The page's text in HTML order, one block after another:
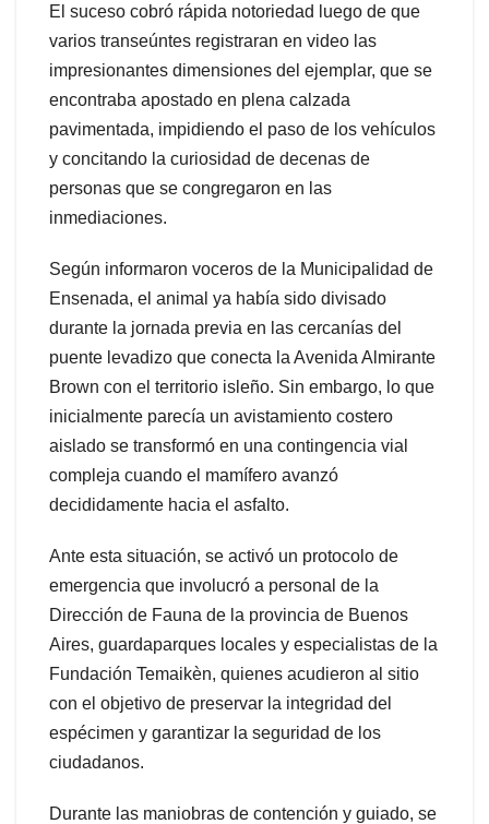
El suceso cobró rápida notoriedad luego de que
varios transeúntes registraran en video las
impresionantes dimensiones del ejemplar, que se
encontraba apostado en plena calzada
pavimentada, impidiendo el paso de los vehículos
y concitando la curiosidad de decenas de
personas que se congregaron en las
inmediaciones.
Según informaron voceros de la Municipalidad de
Ensenada, el animal ya había sido divisado
durante la jornada previa en las cercanías del
puente levadizo que conecta la Avenida Almirante
Brown con el territorio isleño. Sin embargo, lo que
inicialmente parecía un avistamiento costero
aislado se transformó en una contingencia vial
compleja cuando el mamífero avanzó
decididamente hacia el asfalto.
Ante esta situación, se activó un protocolo de
emergencia que involucró a personal de la
Dirección de Fauna de la provincia de Buenos
Aires, guardaparques locales y especialistas de la
Fundación Temaikèn, quienes acudieron al sitio
con el objetivo de preservar la integridad del
espécimen y garantizar la seguridad de los
ciudadanos.
Durante las maniobras de contención y guiado, se